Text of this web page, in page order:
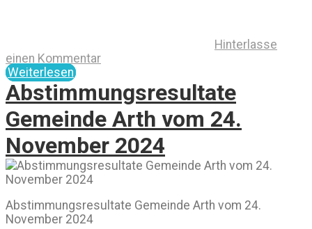
Hinterlasse
einen Kommentar
Weiterlesen
Abstimmungsresultate
Gemeinde Arth vom 24.
November 2024
Abstimmungsresultate Gemeinde Arth vom 24.
November 2024